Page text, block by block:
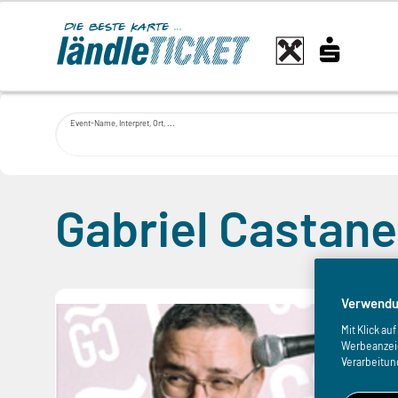
Event-Name, Interpret, Ort, ...
Gabriel
Mit Klick